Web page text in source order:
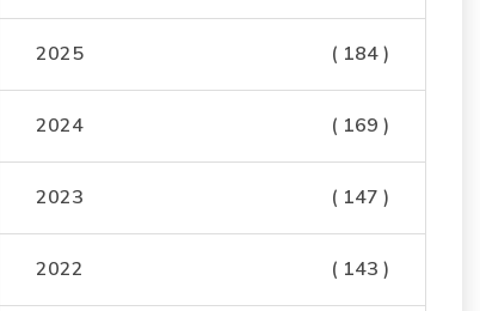
2025 ( 184 )
2024 ( 169 )
2023 ( 147 )
2022 ( 143 )